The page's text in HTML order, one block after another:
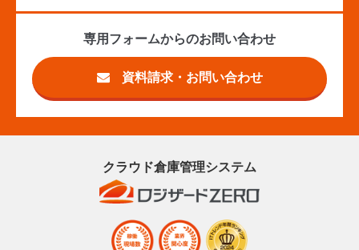
専用フォームからのお問い合わせ
資料請求・お問い合わせ
クラウド倉庫管理システム